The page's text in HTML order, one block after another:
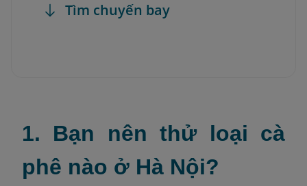
Tìm chuyến bay
1. Bạn nên thử loại cà
phê nào ở Hà Nội?